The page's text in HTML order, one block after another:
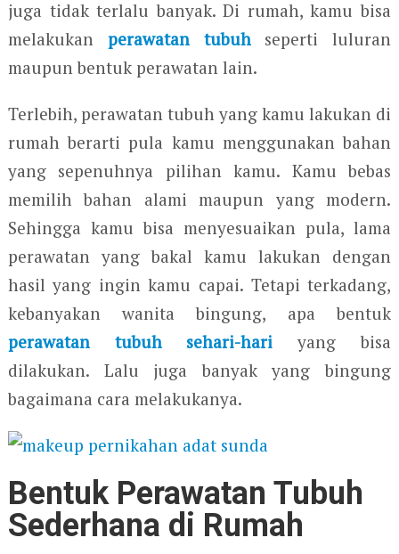
juga tidak terlalu banyak. Di rumah, kamu bisa
melakukan perawatan tubuhseperti luluran
maupun bentuk perawatan lain.
Terlebih, perawatan tubuh yang kamu lakukan di
rumah berarti pula kamu menggunakan bahan
yang sepenuhnya pilihan kamu. Kamu bebas
memilih bahan alami maupun yang modern.
Sehingga kamu bisa menyesuaikan pula, lama
perawatan yang bakal kamu lakukan dengan
hasil yang ingin kamu capai. Tetapi terkadang,
kebanyakan wanita bingung, apa bentuk
perawatan tubuh sehari-hari yang bisa
dilakukan. Lalu juga banyak yang bingung
bagaimana cara melakukanya.
Bentuk Perawatan Tubuh
Sederhana di Rumah